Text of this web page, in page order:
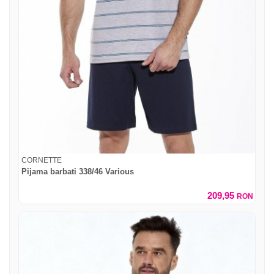
CORNETTE
Pijama barbati 338/46 Various
209,95 RON